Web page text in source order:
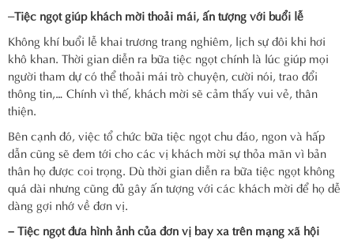
–Tiệc ngọt giúp khách mời thoải mái, ấn tượng với buổi lễ
Không khí buổi lễ khai trương trang nghiêm, lịch sự đôi khi hơi
khô khan. Thời gian diễn ra bữa tiệc ngọt chính là lúc giúp mọi
người tham dự có thể thoải mái trò chuyện, cười nói, trao đổi
thông tin,… Chính vì thế, khách mời sẽ cảm thấy vui vẻ, thân
thiện.
Bên cạnh đó, việc tổ chức bữa tiệc ngọt chu đáo, ngon và hấp
dẫn cũng sẽ đem tới cho các vị khách mời sự thỏa mãn vì bản
thân họ được coi trọng. Dù thời gian diễn ra bữa tiệc ngọt không
quá dài nhưng cũng đủ gây ấn tượng với các khách mời để họ dễ
dàng gợi nhớ về đơn vị.
– Tiệc ngọt đưa hình ảnh của đơn vị bay xa trên mạng xã hội